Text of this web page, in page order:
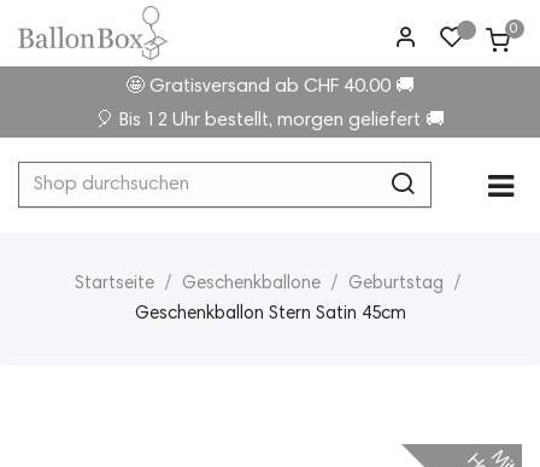
0
🤩 Gratisversand ab CHF 40.00 🚚
🎈 Bis 12 Uhr bestellt, morgen geliefert 🚚
☰
Startseite Geschenkballone
Geburtstag
Geschenkballon Stern Satin 45cm